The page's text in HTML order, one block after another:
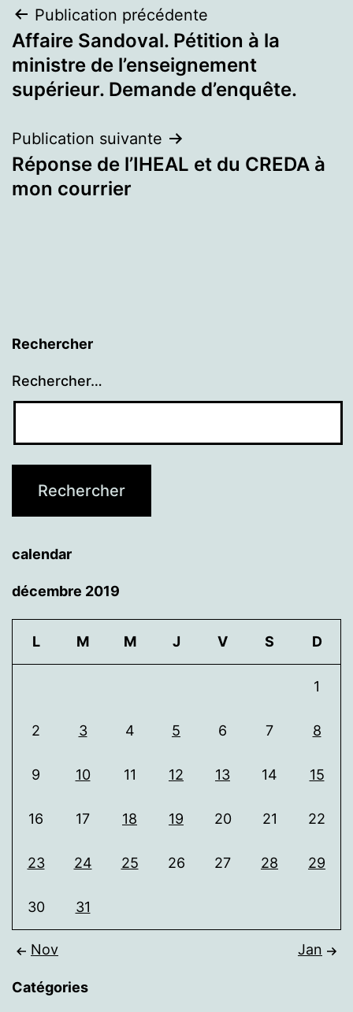
Navigation
de
l’article
Publication précédente
Affaire Sandoval. Pétition à la
ministre de l’enseignement
supérieur. Demande d’enquête.
Publication suivante
Réponse de l’IHEAL et du CREDA à
mon courrier
Rechercher
Rechercher…
calendar
décembre 2019
L M M J V S D
1
2 3 4 5 6 7 8
9 10 11 12 13 14 15
16 17 18 19 20 21 22
23 24 25 26 27 28 29
30 31
Nov Jan
Catégories